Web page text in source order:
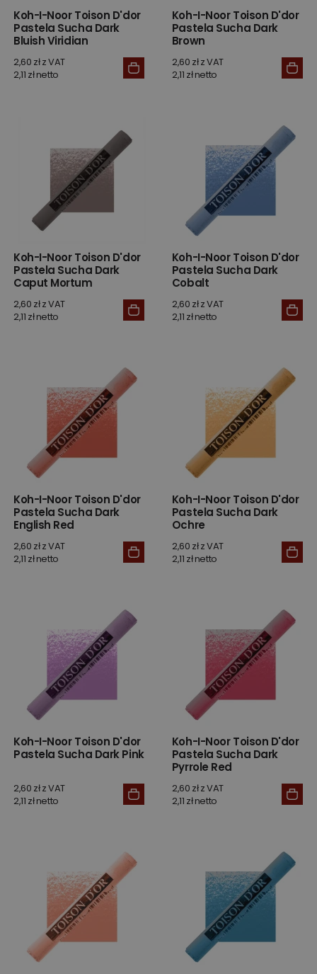
Koh-I-Noor Toison D'dor
Pastela Sucha Dark
Bluish Viridian
2,60 zł z VAT
2,11 zł netto
Koh-I-Noor Toison D'dor
Pastela Sucha Dark
Brown
2,60 zł z VAT
2,11 zł netto
Koh-I-Noor Toison D'dor
Pastela Sucha Dark
Caput Mortum
2,60 zł z VAT
2,11 zł netto
Koh-I-Noor Toison D'dor
Pastela Sucha Dark
Cobalt
2,60 zł z VAT
2,11 zł netto
Koh-I-Noor Toison D'dor
Pastela Sucha Dark
English Red
2,60 zł z VAT
2,11 zł netto
Koh-I-Noor Toison D'dor
Pastela Sucha Dark
Ochre
2,60 zł z VAT
2,11 zł netto
Koh-I-Noor Toison D'dor
Pastela Sucha Dark Pink
2,60 zł z VAT
2,11 zł netto
Koh-I-Noor Toison D'dor
Pastela Sucha Dark
Pyrrole Red
2,60 zł z VAT
2,11 zł netto